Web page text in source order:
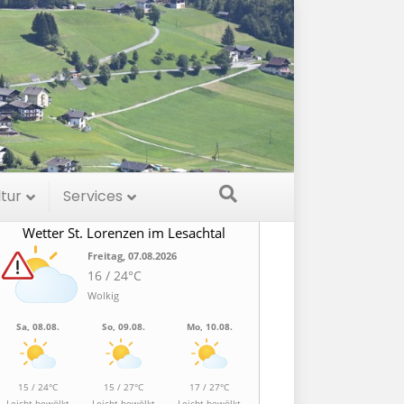
Services
Wetter St. Lorenzen im Lesachtal
Freitag, 07.08.2026
16 / 24°C
Wolkig
Sa, 08.08.
15 / 24°C
So, 09.08.
15 / 27°C
Mo, 10.08.
17 / 27°C